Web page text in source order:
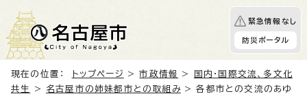
緊急情報なし
防災ポータル
現在の位置： トップページ >市政情報 >
国内・国際交流、多文化
共生
> 名古屋市の姉妹都市との取組み> 各都市との交流のあゆ